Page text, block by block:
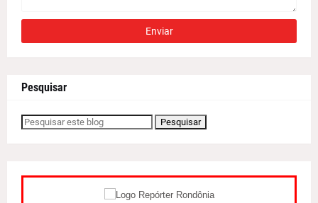
Pesquisar